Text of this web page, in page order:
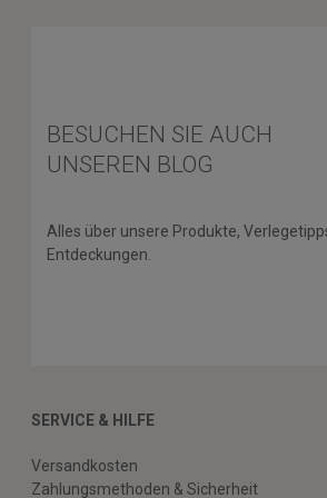
BESUCHEN SIE AUCH
UNSEREN BLOG
Alles über unsere Produkte,
Entdeckungen.
SERVICE & HILFE
Versandkosten
Zahlungsmethoden & Sicherheit